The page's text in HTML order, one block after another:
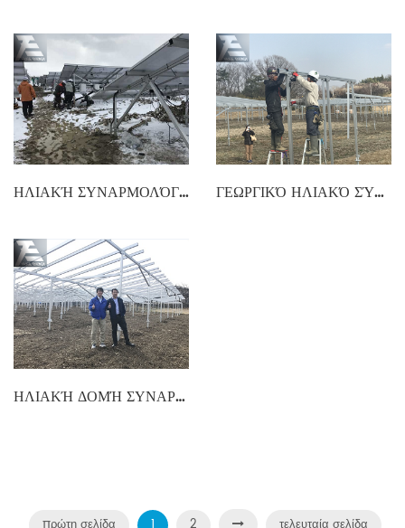
ΗΛΙΑΚΉ ΣΥΝΑΡΜΟΛΌΓΗΣΗ ΑΛΟΥΜΙΝΊΟΥ ΓΕΩΡΓΙΚΌ ΗΛΙΑΚΌ ΣΎΣΤΗΜΑ ΣΥΝΑΡΜΟΛΌΓΗΣΗΣ
ΗΛΙΑΚΉ ΔΟΜΉ ΣΥΝΑΡΜΟΛΌΓΗΣΗΣ ΑΛΟΥΜΙΝΊΟΥ